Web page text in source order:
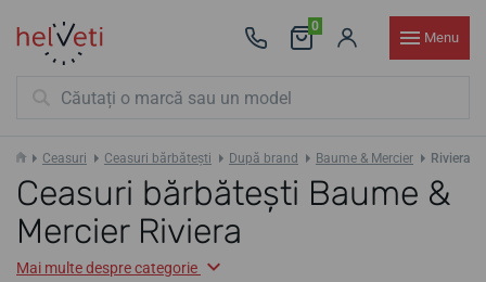
0
Menu
Ceasuri Ceasuri bărbătești După brand Baume & Mercier Riviera
Ceasuri bărbătești Baume &
Mercier Riviera
Mai multe despre categorie